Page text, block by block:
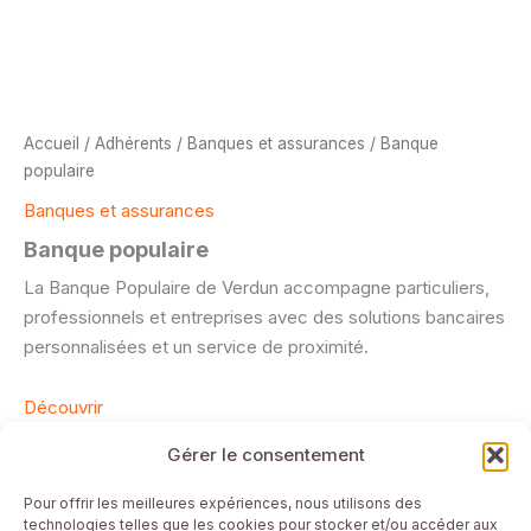
Gérer le consentement
Pour offrir les meilleures expériences, nous utilisons des
technologies telles que les cookies pour stocker et/ou accéder aux
Accueil / Adhérents / Banques et assurances / Banque
populaire
Banques et assurances
Banque populaire
La Banque Populaire de Verdun accompagne particuliers,
professionnels et entreprises avec des solutions bancaires
personnalisées et un service de proximité.
Découvrir
Mentions Légales